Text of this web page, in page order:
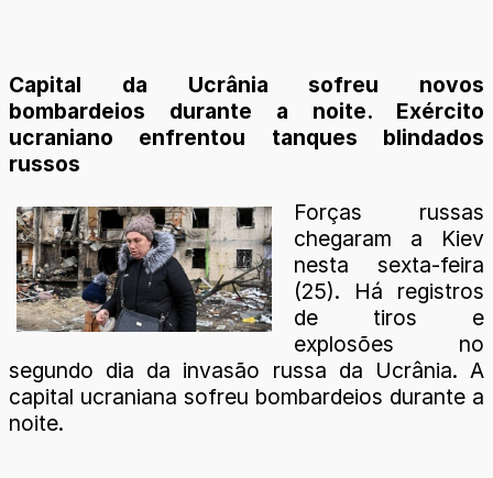
Capital da Ucrânia sofreu novos
bombardeios durante a noite. Exército
ucraniano enfrentou tanques blindados
russos
Forças russas
chegaram a Kiev
nesta sexta-feira
(25). Há registros
de tiros e
explosões no
segundo dia da invasão russa da Ucrânia. A
capital ucraniana sofreu bombardeios durante a
noite.